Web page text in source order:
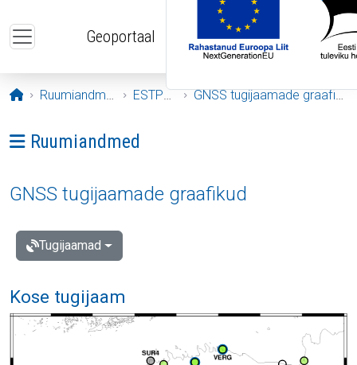
Geoportaal
Avaleht
Ruumiandmed ESTPOS GNSS tugijaamade graafikud
Ava menüü: Ruumiandmed
Ruumiandmed
GNSS tugijaamade graafikud
Tugijaamad
Kose tugijaam